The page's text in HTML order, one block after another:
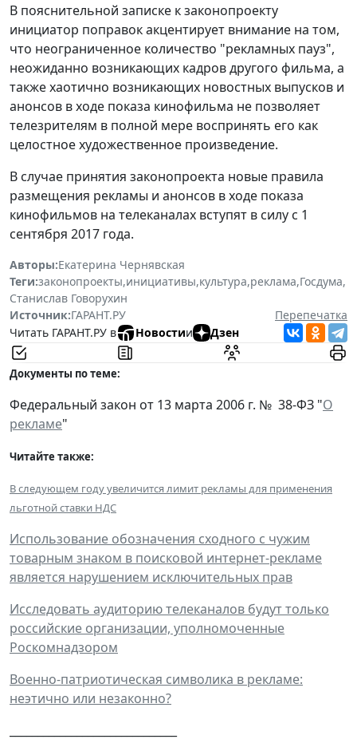
В пояснительной записке к законопроекту
инициатор поправок акцентирует внимание на том,
что неограниченное количество "рекламных пауз",
неожиданно возникающих кадров другого фильма, а
также хаотично возникающих новостных выпусков и
анонсов в ходе показа кинофильма не позволяет
телезрителям в полной мере воспринять его как
целостное художественное произведение.
В случае принятия законопроекта новые правила
размещения рекламы и анонсов в ходе показа
кинофильмов на телеканалах вступят в силу с 1
сентября 2017 года.
Авторы:Екатерина Чернявская
Теги:законопроекты,инициативы,культура,реклама,Госдума,
Станислав Говорухин
Источник:ГАРАНТ.РУ
Перепечатка
Читать ГАРАНТ.РУ в
Новостии Дзен
Документы по теме:
Федеральный закон от 13 марта 2006 г. № 38-ФЗ "О
рекламе"
Читайте также:
В следующем году увеличится лимит рекламы для применения
льготной ставки НДС
Использование обозначения сходного с чужим
товарным знаком в поисковой интернет-рекламе
является нарушением исключительных прав
Исследовать аудиторию телеканалов будут только
российские организации, уполномоченные
Роскомнадзором
Военно-патриотическая символика в рекламе:
неэтично или незаконно?